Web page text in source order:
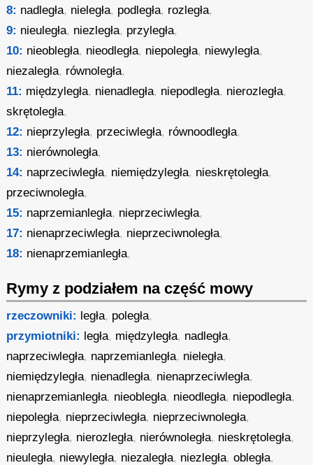
8: nadległa, nieległa, podległa, rozległa,
9: nieuległa, niezległa, przyległa,
10: nieobległa, nieodległa, niepoległa, niewyległa,
niezaległa, równoległa,
11: międzyległa, nienadległa, niepodległa, nierozległa,
skrętoległa,
12: nieprzyległa, przeciwległa, równoodległa,
13: nierównoległa,
14: naprzeciwległa, niemiędzyległa, nieskrętoległa,
przeciwnoległa,
15: naprzemianległa, nieprzeciwległa,
17: nienaprzeciwległa, nieprzeciwnoległa,
18: nienaprzemianległa,
Rymy z podziałem na część mowy
rzeczowniki: legła, poległa,
przymiotniki: legła, międzyległa, nadległa,
naprzeciwległa, naprzemianległa, nieległa,
niemiędzyległa, nienadległa, nienaprzeciwległa,
nienaprzemianległa, nieobległa, nieodległa, niepodległa,
niepoległa, nieprzeciwległa, nieprzeciwnoległa,
nieprzyległa, nierozległa, nierównoległa, nieskrętoległa,
nieuległa, niewyległa, niezaległa, niezległa,obległa,